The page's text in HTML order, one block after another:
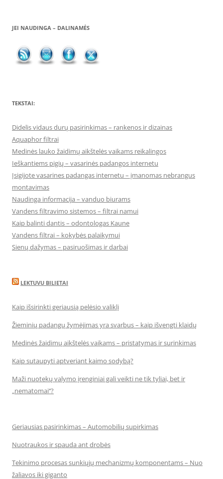
JEI NAUDINGA – DALINAMĖS
TEKSTAI:
Didelis vidaus durų pasirinkimas – rankenos ir dizainas
Aquaphor filtrai
Medinės lauko žaidimų aikštelės vaikams reikalingos
Ieškantiems pigių – vasarinės padangos internetu
Įsigijote vasarines padangas internetu – įmanomas nebrangus
montavimas
Naudinga informacija – vanduo biurams
Vandens filtravimo sistemos – filtrai namui
Kaip balinti dantis – odontologas Kaune
Vandens filtrai – kokybės palaikymui
Sienų dažymas – pasiruošimas ir darbai
LEKTUVU BILIETAI
Kaip išsirinkti geriausią pelėsio valiklį
Žieminių padangų žymėjimas yra svarbus – kaip išvengti klaidų
Medinės žaidimų aikštelės vaikams – pristatymas ir surinkimas
Kaip sutaupyti aptveriant kaimo sodybą?
Maži nuotekų valymo įrenginiai gali veikti ne tik tyliai, bet ir
„nematomai‘‘?
Geriausias pasirinkimas – Automobilių supirkimas
Nuotraukos ir spauda ant drobės
Tekinimo procesas sunkiųjų mechanizmų komponentams – Nuo
žaliavos iki giganto